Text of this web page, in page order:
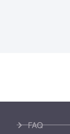
FAQ